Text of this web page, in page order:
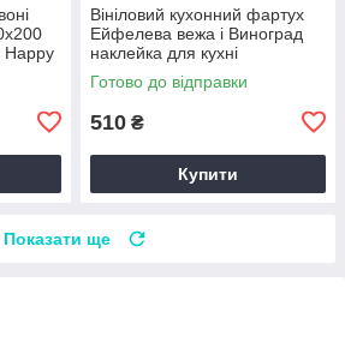
Happy
Вініловий кухонний фартух
Ейфелева вежа і Виноград
наклейка для кухні
Абстракція Сірий Happy
Pocket Z181460
Готово до відправки
510 ₴
Купити
Показати ще